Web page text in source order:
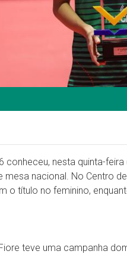
conheceu, nesta quinta-
nacional. No Centro
o título no feminino,
teve uma campanha